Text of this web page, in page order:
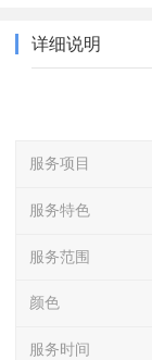
详细说明
服务项目
服务特色
服务范围
颜色
服务时间